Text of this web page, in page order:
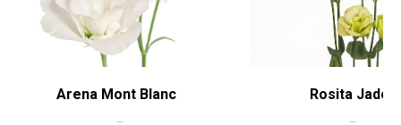
Arena Mont Blanc Rosita Jade